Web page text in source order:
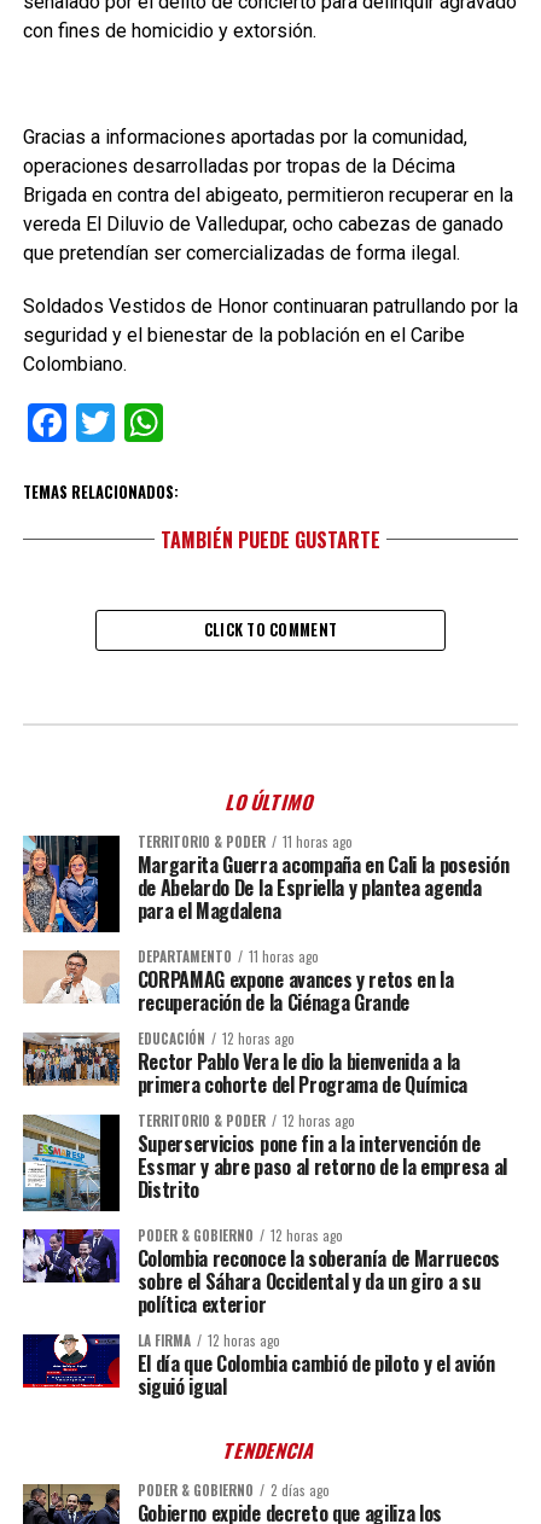
con fines de homicidio y extorsión.
Gracias a informaciones aportadas por la comunidad,
operaciones desarrolladas por tropas de la Décima
Brigada en contra del abigeato, permitieron recuperar en la
vereda El Diluvio de Valledupar, ocho cabezas de ganado
que pretendían ser comercializadas de forma ilegal.
Soldados Vestidos de Honor continuaran patrullando por la
seguridad y el bienestar de la población en el Caribe
Colombiano.
Facebook
TwitterWhatsApp
TEMAS RELACIONADOS:
TAMBIÉN PUEDE GUSTARTE
CLICK TO COMMENT
LO ÚLTIMO
TERRITORIO & PODER 11 horas ago
Margarita Guerra acompaña en Cali la posesión
de Abelardo De la Espriella y plantea agenda
para el Magdalena
DEPARTAMENTO 11 horas ago
CORPAMAG expone avances y retos en la
recuperación de la Ciénaga Grande
EDUCACIÓN 12 horas ago
Rector Pablo Vera le dio la bienvenida a la
primera cohorte del Programa de Química
TERRITORIO & PODER 12 horas ago
Superservicios pone fin a la intervención de
Essmar y abre paso al retorno de la empresa al
Distrito
PODER & GOBIERNO 12 horas ago
Colombia reconoce la soberanía de Marruecos
sobre el Sáhara Occidental y da un giro a su
política exterior
LA FIRMA 12 horas ago
El día que Colombia cambió de piloto y el avión
siguió igual
TENDENCIA
PODER & GOBIERNO 2 días ago
Gobierno expide decreto que agiliza los